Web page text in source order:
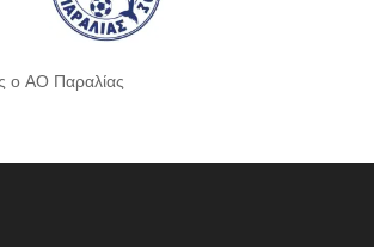
ο ΑΟ Παραλίας